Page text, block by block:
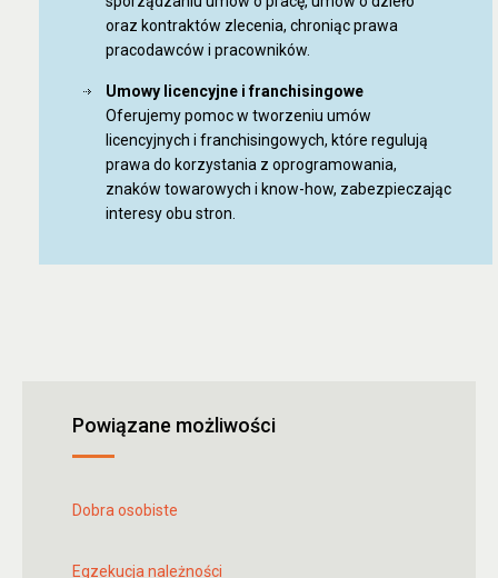
oraz kontraktów zlecenia, chroniąc prawa
pracodawców i pracowników.
Umowy licencyjne i franchisingowe
Oferujemy pomoc w tworzeniu umów
licencyjnych i franchisingowych, które regulują
prawa do korzystania z oprogramowania,
znaków towarowych i know-how, zabezpieczając
interesy obu stron.
Powiązane możliwości
Dobra osobiste
Egzekucja należności